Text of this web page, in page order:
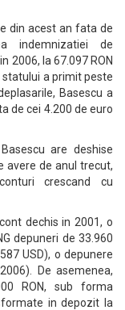
din acest an fata de
indemnizatiei de
2006, la 67.097 RON
statului a primit peste
Basescu a
de cei 4.200 de euro
are deshise
avere de anul trecut,
crescand cu
dechis in 2001, o
depuneri de 33.960
USD), o depunere
De asemenea,
RON, sub forma
in depozit la